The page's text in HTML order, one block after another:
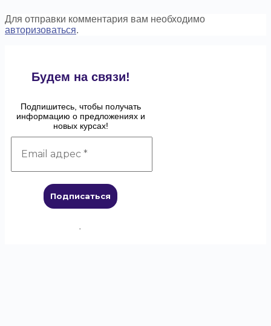
Для отправки комментария вам необходимо
авторизоваться.
Будем на связи!
Подпишитесь, чтобы получать
информацию о предложениях и
новых курсах!
.